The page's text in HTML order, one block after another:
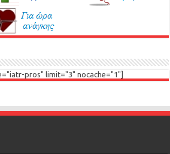
pros" limit="3" nocache="1"]